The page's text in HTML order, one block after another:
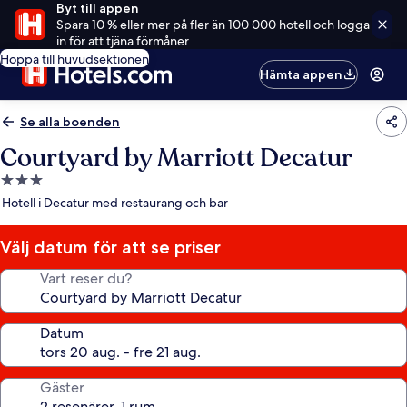
Byt till appen
Spara 10 % eller mer på fler än 100 000 hotell och logga
in för att tjäna förmåner
Hoppa till huvudsektionen
Hämta appen
Se alla boenden
Courtyard by Marriott Decatur
3.0-
stjärnigt
Hotell i Decatur med restaurang och bar
Välj datum för att se priser
Vart reser du?
Datum
Gäster